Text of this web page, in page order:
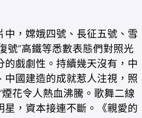
，嫦娥四號、長征五號、雪
號”高鐵等悉數表態們對照光
的戲劇性。持續幾天沒有，中
中國建造的成就惹人注視，照
煙花令人熱血沸騰。歌舞二線
星，資本接連不斷。《親愛的